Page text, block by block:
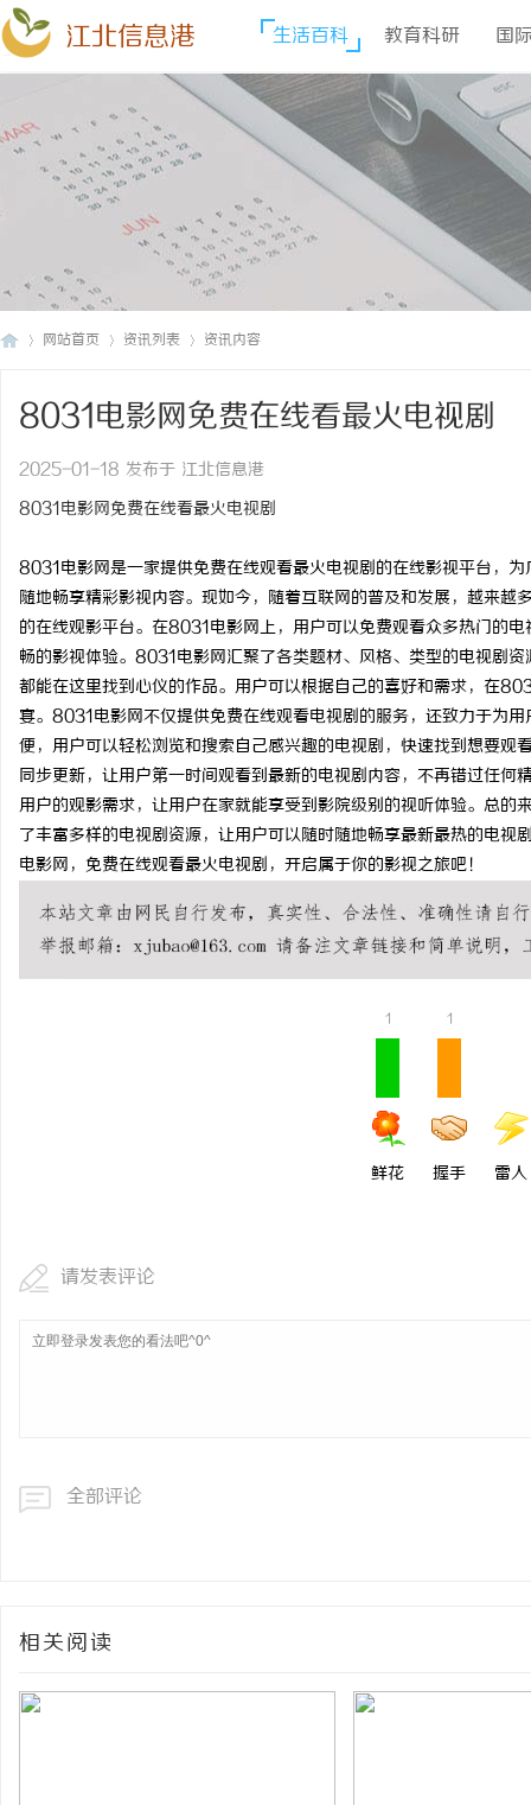
江北信息港 生活百科 教育科研 国
网站首页 资讯列表 资讯内容
8031电影网免费在线看最火电视剧
2025-01-18 发布于 江北信息港
8031电影网免费在线看最火电视剧
8031电影网是一家提供免费在线观看最火电视剧的在线影视平台，
随地畅享精彩影视内容。现如今，随着互联网的普及和发展，越来
的在线观影平台。在8031电影网上，用户可以免费观看众多热门的
畅的影视体验。8031电影网汇聚了各类题材、风格、类型的电视剧
都能在这里找到心仪的作品。用户可以根据自己的喜好和需求，在
宴。8031电影网不仅提供免费在线观看电视剧的服务，还致力于为
便，用户可以轻松浏览和搜索自己感兴趣的电视剧，快速找到想要
同步更新，让用户第一时间观看到最新的电视剧内容，不再错过任
用户的观影需求，让用户在家就能享受到影院级别的视听体验。总
了丰富多样的电视剧资源，让用户可以随时随地畅享最新最热的电
电影网，免费在线观看最火电视剧，开启属于你的影视之旅吧！
1
鲜花
1
握手 雷人
请发表评论
全部评论
相关阅读
武汉配眼镜 上海配眼镜